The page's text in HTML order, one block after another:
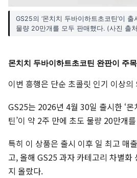
GS25의 ‘몬치치 두바이하트초코틴’이
물량 20만개를 모두 판매했다. (사진 출
몬치치 두바이하트초코틴 완판이 주
이번 흥행은 단순 초콜릿 인기 이상의
GS25는 2026년 4월 30일 출시한 ‘
틴’이 약 2주 만에 초도 물량 20만개
특히 이 상품은 출시 이후 일 최고 매
고, 올해 GS25 과자 카테고리 차별화
지 올랐다.